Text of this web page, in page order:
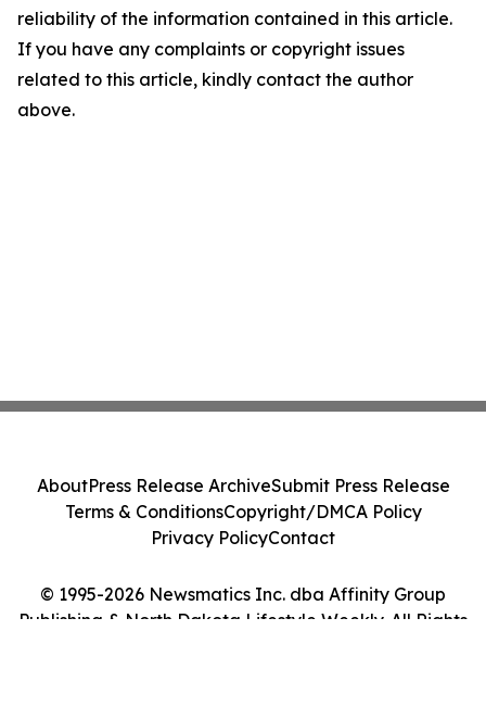
reliability of the information contained in this article.
If you have any complaints or copyright issues
related to this article, kindly contact the author
above.
© 1995-2026 Newsmatics Inc. dba Affinity Group
Publishing & North Dakota Lifestyle Weekly. All Rights
AboutPress Release ArchiveSubmit Press Release
Terms & ConditionsCopyright/DMCA Policy
Privacy PolicyContact